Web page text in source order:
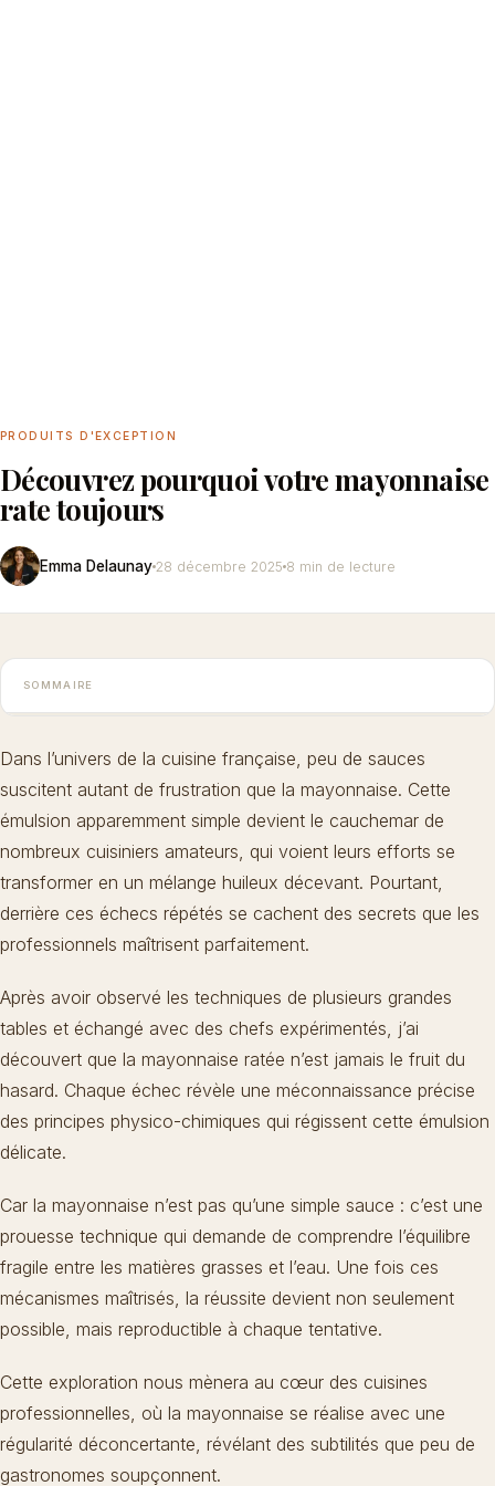
PRODUITS D'EXCEPTION
Découvrez pourquoi votre mayonnaise
rate toujours
Emma Delaunay 28 décembre 2025 8 min de lecture
SOMMAIRE
Dans l’univers de la cuisine française, peu de sauces
suscitent autant de frustration que la mayonnaise. Cette
émulsion apparemment simple devient le cauchemar de
nombreux cuisiniers amateurs, qui voient leurs efforts se
transformer en un mélange huileux décevant. Pourtant,
derrière ces échecs répétés se cachent des secrets que les
professionnels maîtrisent parfaitement.
Après avoir observé les techniques de plusieurs grandes
tables et échangé avec des chefs expérimentés, j’ai
découvert que la mayonnaise ratée n’est jamais le fruit du
hasard. Chaque échec révèle une méconnaissance précise
des principes physico-chimiques qui régissent cette émulsion
délicate.
Car la mayonnaise n’est pas qu’une simple sauce : c’est une
prouesse technique qui demande de comprendre l’équilibre
fragile entre les matières grasses et l’eau. Une fois ces
mécanismes maîtrisés, la réussite devient non seulement
possible, mais reproductible à chaque tentative.
Cette exploration nous mènera au cœur des cuisines
professionnelles, où la mayonnaise se réalise avec une
régularité déconcertante, révélant des subtilités que peu de
gastronomes soupçonnent.